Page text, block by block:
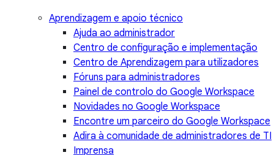
Aprendizagem e apoio técnico
Ajuda ao administrador
Centro de configuração e implementação
Centro de Aprendizagem para utilizadores
Fóruns para administradores
Painel de controlo do Google Workspace
Novidades no Google Workspace
Encontre um parceiro do Google Workspace
Adira à comunidade de administradores de TI
Imprensa